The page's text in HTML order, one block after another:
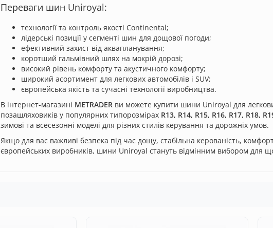
Переваги шин Uniroyal:
технології та контроль якості Continental;
лідерські позиції у сегменті шин для дощової погоди;
ефективний захист від аквапланування;
коротший гальмівний шлях на мокрій дорозі;
високий рівень комфорту та акустичного комфорту;
широкий асортимент для легкових автомобілів і SUV;
європейська якість та сучасні технології виробництва.
В інтернет-магазині METRADER ви можете купити шини Uniroyal для
позашляховиків у популярних типорозмірах R13, R14, R15, R16, R17, R18,
зимові та всесезонні моделі для різних стилів керування та дорожніх умов.
Якщо для вас важливі безпека під час дощу, стабільна керованість, комфорт
європейських виробників, шини Uniroyal стануть відмінним вибором для